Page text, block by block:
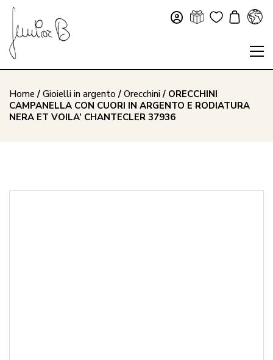
Home / Gioielli in argento / Orecchini/ ORECCHINI
CAMPANELLA CON CUORI IN ARGENTO E RODIATURA
NERA ET VOILA’ CHANTECLER 37936